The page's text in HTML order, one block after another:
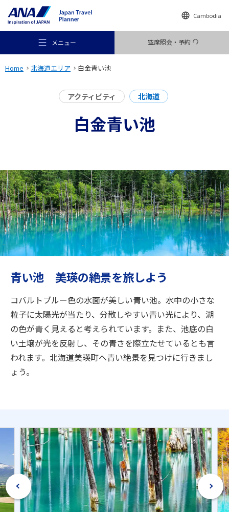
Cambodia
メニュー 空席照会・予約
行き先
旅のお役立ち情報
閉じる
Home 北海道エリア 白金青い池
アクティビティ 北海道
白金青い池
青い池 美瑛の絶景を旅しよう
コバルトブルー色の水面が美しい青い池。水中の小さな
粒子に太陽光が当たり、分散しやすい青い光により、湖
の色が青く見えると考えられています。また、池底の白
い土壌が光を反射し、その青さを際立たせているとも言
われます。北海道美瑛町へ青い絶景を見つけに行きまし
ょう。